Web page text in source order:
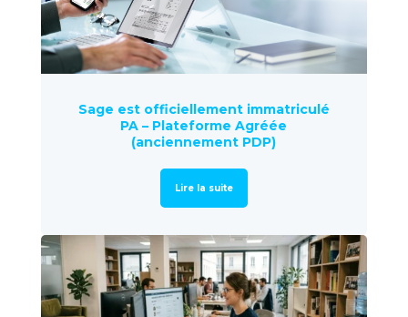
Sage est officiellement immatriculé
PA – Plateforme Agréée
(anciennement PDP)
Lire la suite